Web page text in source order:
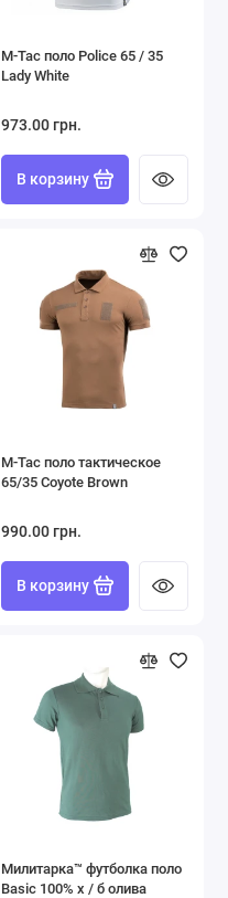
M-Tac поло Police 65 / 35
Lady White
973.00 грн.
В корзину
M-Tac поло тактическое
65/35 Coyote Brown
990.00 грн.
В корзину
Милитарка™ футболка поло
Basic 100% х / б олива